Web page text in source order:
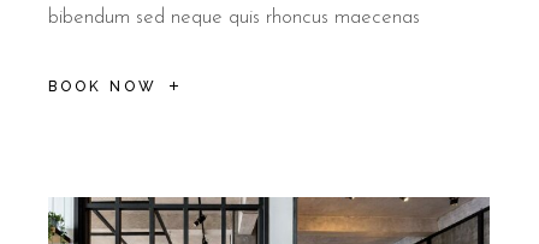
bibendum sed neque quis rhoncus maecenas
BOOK NOW